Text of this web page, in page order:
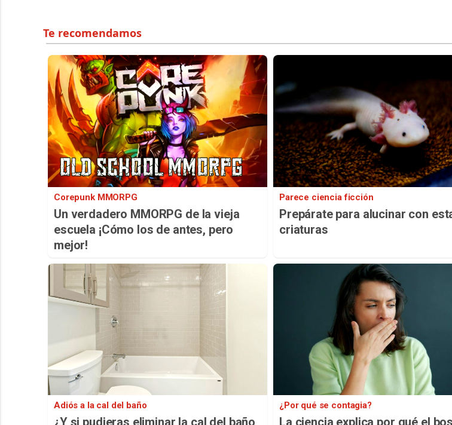
Corepunk MMORPG
Un verdadero MMORPG de la vieja
escuela ¡Cómo los de antes, pero
mejor!
Parece ciencia ficción
Prepárate para alucinar con
criaturas
Adiós a la cal del baño
¿Y si pudieras eliminar la cal del baño
¿Por qué se contagia?
La ciencia explica por qué el